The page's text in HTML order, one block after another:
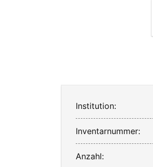
Institution:
Inventarnummer:
Anzahl: